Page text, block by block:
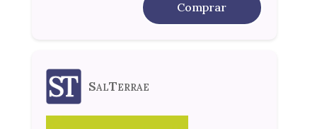
Comprar
SalTerrae